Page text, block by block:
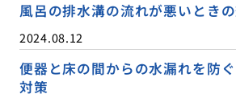
風呂の排水溝の流れが悪いとき
2024.08.12
便器と床の間からの水漏れを防
対策